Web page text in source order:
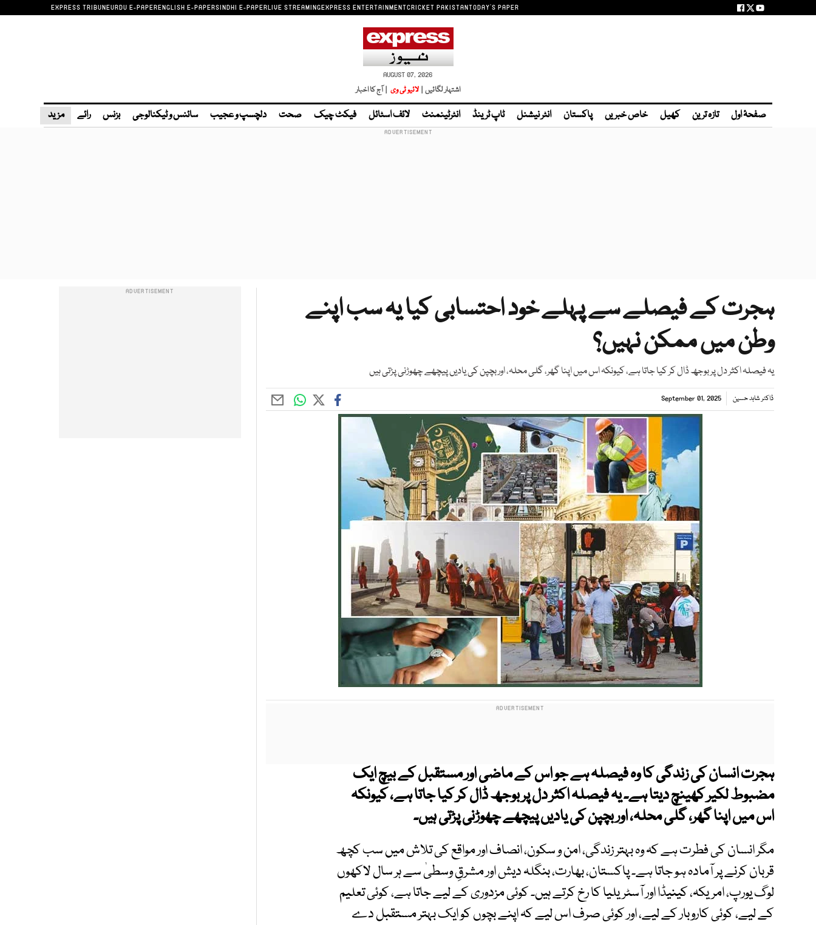
EXPRESS TRIBUNEURDU E-PAPERENGLISH E-PAPERSINDHI E-PAPERLIVE STREAMINGEXPRESS ENTERTAINMENTCRICKET PAKISTANTODAY'S PAPER
AUGUST 07, 2026
اشتہار لگائیں | لائیو ٹی وی | آج کا اخبار
صفحۂ اول تازہ ترین کھیل خاص خبریں پاکستان انٹر نیشنل ٹاپ ٹرینڈ انٹرٹینمنٹ لائف اسٹائل فیکٹ چیک صحت دلچسپ و عجیب سائنس و ٹیکنالوجی بزنس رائے مزید
ہجرت کے فیصلے سے پہلے خود احتسابی کیا یہ سب اپنے
وطن میں ممکن نہیں؟
یہ فیصلہ اکثر دل پر بوجھ ڈال کر کیا جاتا ہے، کیونکہ اس میں اپنا گھر، گلی محلہ، اور بچپن کی یادیں پیچھے چھوڑنی پڑتی ہیں
ڈاکٹر شاہد حسین September 01, 2025
ہجرت انسان کی زندگی کا وہ فیصلہ ہے جو اس کے ماضی اور مستقبل کے بیچ ایک
مضبوط لکیر کھینچ دیتا ہے۔ یہ فیصلہ اکثر دل پر بوجھ ڈال کر کیا جاتا ہے، کیونکہ
اس میں اپنا گھر، گلی محلہ، اور بچپن کی یادیں پیچھے چھوڑنی پڑتی ہیں۔
مگر انسان کی فطرت ہے کہ وہ بہتر زندگی، امن و سکون، انصاف اور مواقع کی تلاش میں سب کچھ
قربان کرنے پر آمادہ ہو جاتا ہے۔ پاکستان، بھارت، بنگلہ دیش اور مشرقِ وسطیٰ سے ہر سال لاکھوں
لوگ یورپ، امریکہ، کینیڈا اور آسٹریلیا کا رخ کرتے ہیں۔ کوئی مزدوری کے لیے جاتا ہے، کوئی تعلیم
کے لیے، کوئی کاروبار کے لیے، اور کوئی صرف اس لیے کہ اپنے بچوں کو ایک بہتر مستقبل دے